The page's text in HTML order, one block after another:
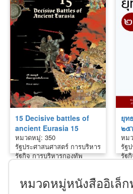
15 Decisive battles of
ancient Eurasia 15
สมรภูมิชี้ชะตายูเรเชีย
โบราณ
หมวดหมู่: 350
รัฐประศาสนศาสตร์ การบริหาร
รัฐกิจ การบริหารกองทัพ
ยุท
๒๕
เรื่
หม
รัฐ
รัฐ
หมวดหมู่หนังสืออิเล็